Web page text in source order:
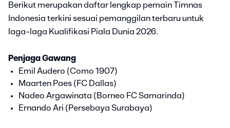
Berikut merupakan daftar lengkap pemain Timnas
Indonesia terkini sesuai pemanggilan terbaru untuk
laga-laga Kualifikasi Piala Dunia 2026.
Penjaga Gawang
Emil Audero (Como 1907)
Maarten Paes (FC Dallas)
Nadeo Argawinata (Borneo FC Samarinda)
Ernando Ari (Persebaya Surabaya)